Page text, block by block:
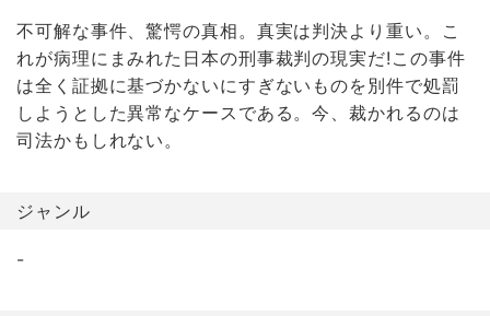
不可解な事件、驚愕の真相。真実は判決より重い。こ
れが病理にまみれた日本の刑事裁判の現実だ!この事件
は全く証拠に基づかないにすぎないものを別件で処罰
しようとした異常なケースである。今、裁かれるのは
司法かもしれない。
ジャンル
-